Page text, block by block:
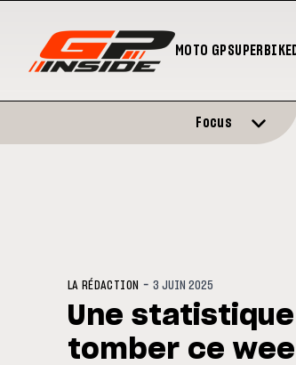
MOTO GPSUPERBIKE
Focus
LA RÉDACTION -3 JUIN 2025
Une
tomber ce